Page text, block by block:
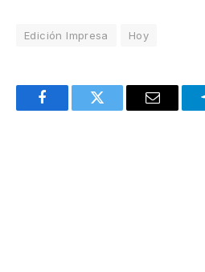
Edición Impresa Hoy
FacebookTwitter Email